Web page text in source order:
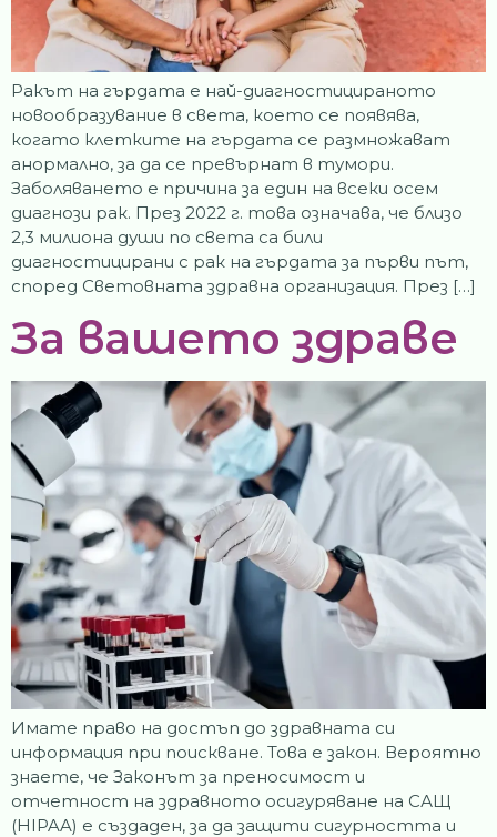
Ракът на гърдата е най-диагностицираното
новообразувание в света, което се появява,
когато клетките на гърдата се размножават
анормално, за да се превърнат в тумори.
Заболяването е причина за един на всеки осем
диагнози рак. През 2022 г. това означава, че близо
2,3 милиона души по света са били
диагностицирани с рак на гърдата за първи път,
според Световната здравна организация. През […]
За вашето здраве
Имате право на достъп до здравната си
информация при поискване. Това е закон. Вероятно
знаете, че Законът за преносимост и
отчетност на здравното осигуряване на САЩ
(HIPAA) е създаден, за да защити сигурността и